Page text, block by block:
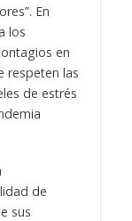
En
los
en
respeten las
de estrés
de
sus